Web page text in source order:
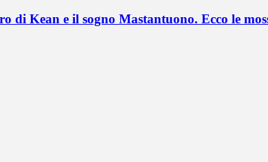
di Kean e il sogno Mastantuono. Ecco le